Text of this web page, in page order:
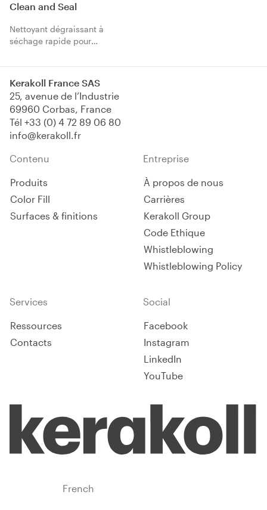
Clean and Seal
Nettoyant dégraissant à
séchage rapide pour
lissage des joints et
Kerakoll France SAS
25, avenue de l’Industrie
69960 Corbas, France
Tél +33 (0) 4 72 89 06 80
info@kerakoll.fr
Contenu
Produits
Color Fill
Surfaces & finitions
Entreprise
À propos de nous
Carrières
Kerakoll Group
Code Ethique
Whistleblowing
Whistleblowing Policy
Services
Ressources
Contacts
Social
Facebook
Instagram
LinkedIn
YouTube
French